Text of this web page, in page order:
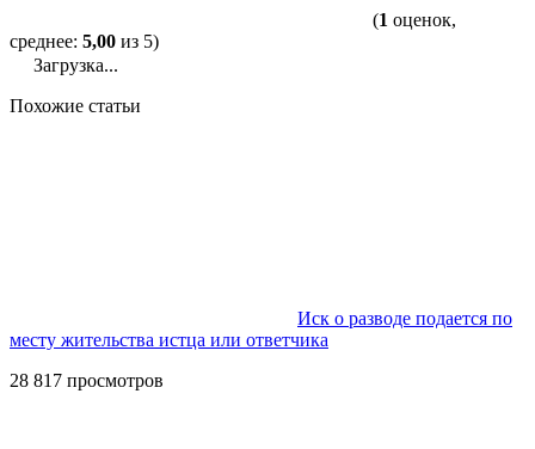
(1 оценок,
среднее: 5,00 из 5)
Загрузка...
Похожие статьи
Иск о разводе подается по
месту жительства истца или ответчика
28 817 просмотров